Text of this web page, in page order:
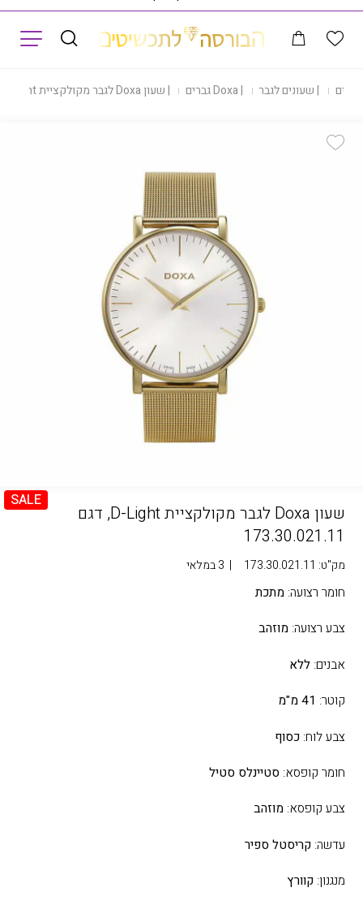
|שעונים לגבר |Doxa גברים |שעון Doxa לגבר מקולקציית D-Light, דגם 173.30.021.11
SALE
שעון Doxa לגבר מקולקציית D-Light, דגם
173.30.021.11
מק"ט: 173.30.021.11
| 3 במלאי
חומר רצועה: מתכת
צבע רצועה: מוזהב
אבנים: ללא
קוטר: 41 מ"מ
צבע לוח: כסוף
חומר קופסא: סטיינלס סטיל
צבע קופסא: מוזהב
עדשה: קריסטל ספיר
מנגנון: קוורץ